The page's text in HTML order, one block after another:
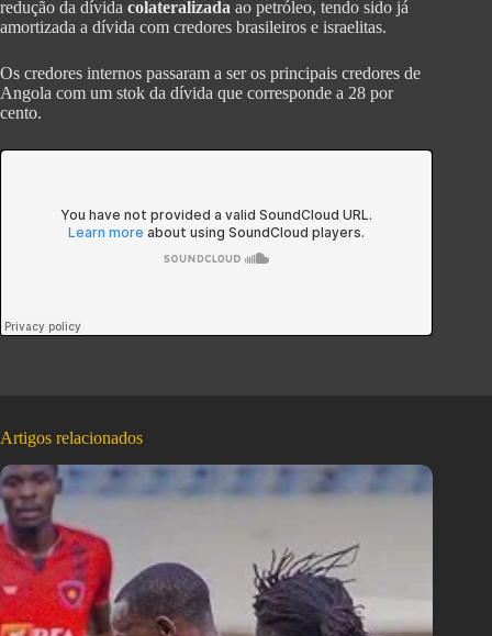
redução da dívida colateralizada ao petróleo, tendo sido já
amortizada a dívida com credores brasileiros e israelitas.
Os credores internos passaram a ser os principais credores de
Angola com um stok da dívida que corresponde a 28 por
cento.
Artigos relacionados